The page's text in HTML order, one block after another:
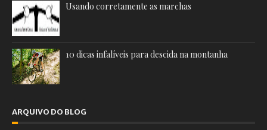
Usando corretamente as marchas
10 dicas infalíveis para descida na montanha
ARQUIVO DO BLOG